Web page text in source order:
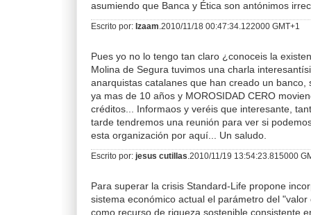
asumiendo que Banca y Ética son antónimos
Escrito por: Izaam .2010/11/18 00:47:34.122000 GMT+1
Pues yo no lo tengo tan claro ¿conoceis la
Molina de Segura tuvimos una charla
anarquistas catalanes que han creado un banco,
ya mas de 10 años y MOROSIDAD CERO
créditos... Informaos y veréis que interesante,
tarde tendremos una reunión para ver si
esta organización por aquí... Un saludo.
Escrito por: jesus cutillas .2010/11/19 13:54:23.815000
Para superar la crisis Standard-Life propone
sistema económico actual el parámetro del
como recurso de riqueza sostenible consistente